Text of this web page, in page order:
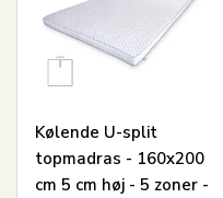
Kølende U-split
topmadras - 160x200
cm 5 cm høj - 5 zoner -